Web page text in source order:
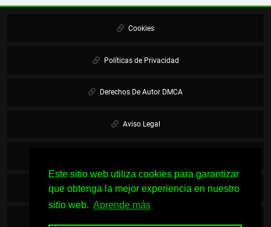
Este sitio web utiliza cookies para garantizar
que obtenga la mejor experiencia en nuestro
sitio web. Aprende más
Cookies
Políticas de Privacidad
Derechos De Autor DMCA
Aviso Legal
Únete al Grupo